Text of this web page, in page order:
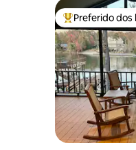
Entre os
Preferido dos